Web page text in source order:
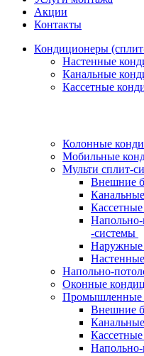
Акции
Контакты
Кондиционеры
Настенные
Канальные
Кассетные
Колонные
Мобильные
Мульти сплит-
Внешние
Напольно-
-системы
Наружные
Напольно-
Оконные
Промышленные
Внешние